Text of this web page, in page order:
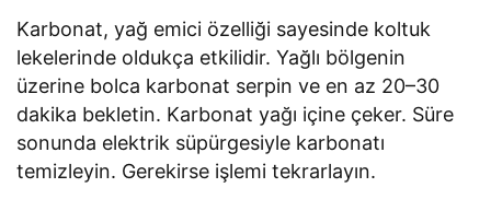
Karbonat, yağ emici özelliği sayesinde koltuk
lekelerinde oldukça etkilidir. Yağlı bölgenin
üzerine bolca karbonat serpin ve en az 20–30
dakika bekletin. Karbonat yağı içine çeker. Süre
sonunda elektrik süpürgesiyle karbonatı
temizleyin. Gerekirse işlemi tekrarlayın.